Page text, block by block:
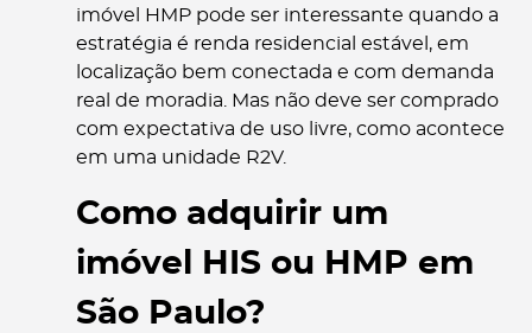
imóvel HMP pode ser interessante quando a
estratégia é renda residencial estável, em
localização bem conectada e com demanda
real de moradia. Mas não deve ser comprado
com expectativa de uso livre, como acontece
em uma unidade R2V.
Como adquirir um
imóvel HIS ou HMP em
São Paulo?